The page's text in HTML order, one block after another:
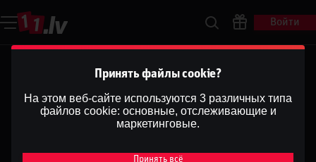
Войти
Ģenerāļa un Buļa Naglas |
8.Sezona 21.Epizode
Принять файлы cookie?
На этом веб-сайте используются 3 различных типа
файлов cookie: основные, отслеживающие и
маркетинговые.
Принять всё